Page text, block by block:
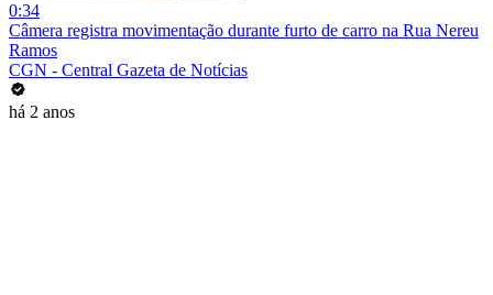
0:34
Câmera registra movimentação durante furto de carro na Rua Nereu
Ramos
CGN - Central Gazeta de Notícias
há 2 anos